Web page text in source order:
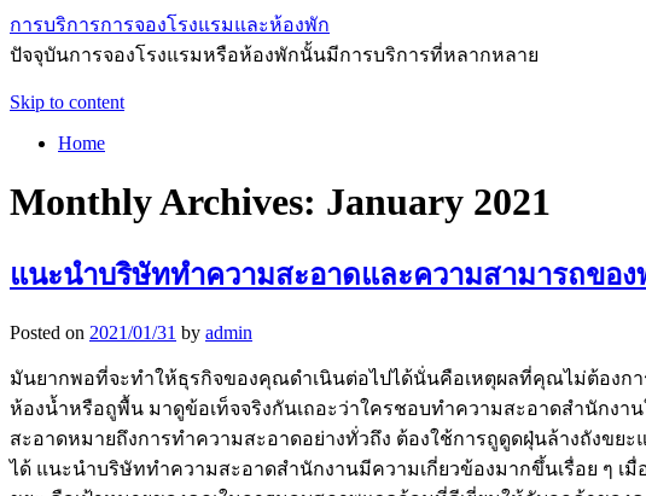
การบริการการจองโรงแรมและห้องพัก
ปัจจุบันการจองโรงแรมหรือห้องพักนั้นมีการบริการที่หลากหลาย
Skip to content
Home
Monthly Archives: January 2021
แนะนำบริษัททำความสะอาดและความสามารถของ
Posted on 2021/01/31 by admin
มันยากพอที่จะทำให้ธุรกิจของคุณดำเนินต่อไปได้นั่นคือเหตุผลที่คุณไม่ต้อง
ห้องน้ำหรือถูพื้น มาดูข้อเท็จจริงกันเถอะว่าใครชอบทำความสะอาดสำนักง
สะอาดหมายถึงการทำความสะอาดอย่างทั่วถึง ต้องใช้การถูดูดฝุ่นล้างถัง
ได้ แนะนำบริษัททำความสะอาดสำนักงานมีความเกี่ยวข้องมากขึ้นเรื่อย ๆ เ